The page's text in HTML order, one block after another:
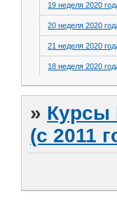
19 неделя 2020
20 неделя 2020
21 неделя 2020
18 неделя 2020
» Курсы
(с 2011